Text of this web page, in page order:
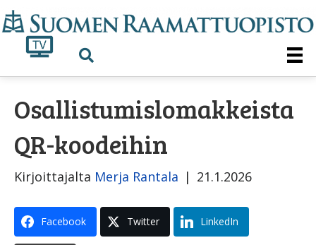
Osallistumislomakkeista
QR-koodeihin
Kirjoittajalta Merja Rantala | 21.1.2026
Facebook Twitter LinkedIn